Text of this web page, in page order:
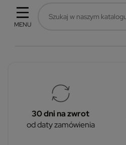
MENU
30 dni na zwrot
od daty zamówienia